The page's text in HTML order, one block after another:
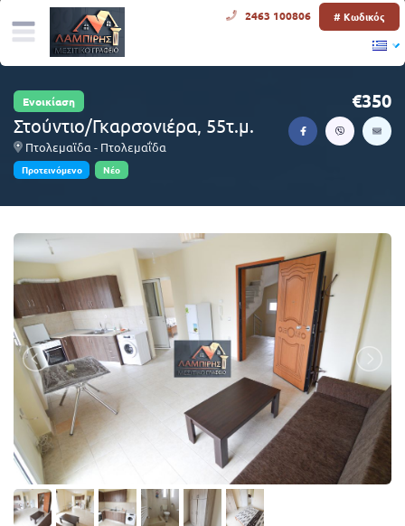
2463 100806 # Κωδικός
Ενοικίαση
Στούντιο/Γκαρσονιέρα, 55τ.μ.
Πτολεμαϊδα - Πτολεμαΐδα
Προτεινόμενο Νέο
350